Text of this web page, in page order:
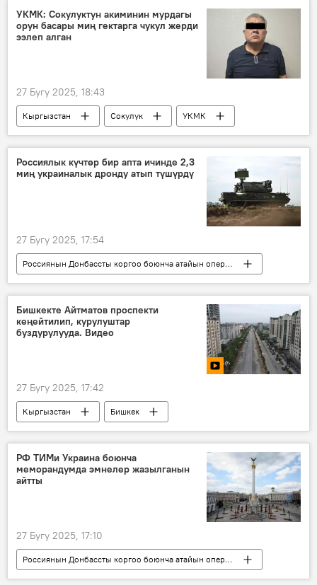
УКМК: Сокулуктун акиминин мурдагы
орун басары миң гектарга чукул жерди
ээлеп алган
27 Бугу 2025, 18:43
Кыргызстан Сокулук
УКМК
кылмыш
менчиктештирүү
Видео
Россиялык күчтөр бир апта ичинде 2,3
миң украиналык дронду атып түшүрдү
27 Бугу 2025, 17:54
Россиянын Донбассты коргоо боюнча атайын операциясы
Дүйнөдө
Россия
Украина
Коргоо министрлиги
Чабуул
дрон
Бишкекте Айтматов проспекти
кеңейтилип, курулуштар
буздурулууда. Видео
27 Бугу 2025, 17:42
Кыргызстан
Бишкек
Айбек Жунушалиев
жол
реконструкция
мэрия Видео
РФ ТИМи Украина боюнча
меморандумда эмнелер жазылганын
айтты
27 Бугу 2025, 17:10
Россиянын Донбассты коргоо боюнча атайын операциясы
Дүйнөдө
Россия Украина